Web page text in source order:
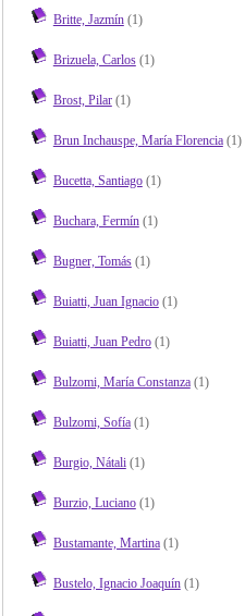
Britte, Jazmín(1)
Brizuela, Carlos(1)
Brost, Pilar(1)
Brun Inchauspe, María Florencia(1)
Bucetta, Santiago(1)
Buchara, Fermín(1)
Bugner, Tomás(1)
Buiatti, Juan Ignacio(1)
Buiatti, Juan Pedro(1)
Bulzomi, María Constanza(1)
Bulzomi, Sofía(1)
Burgio, Nátali(1)
Burzio, Luciano(1)
Bustamante, Martina(1)
Bustelo, Ignacio Joaquín(1)